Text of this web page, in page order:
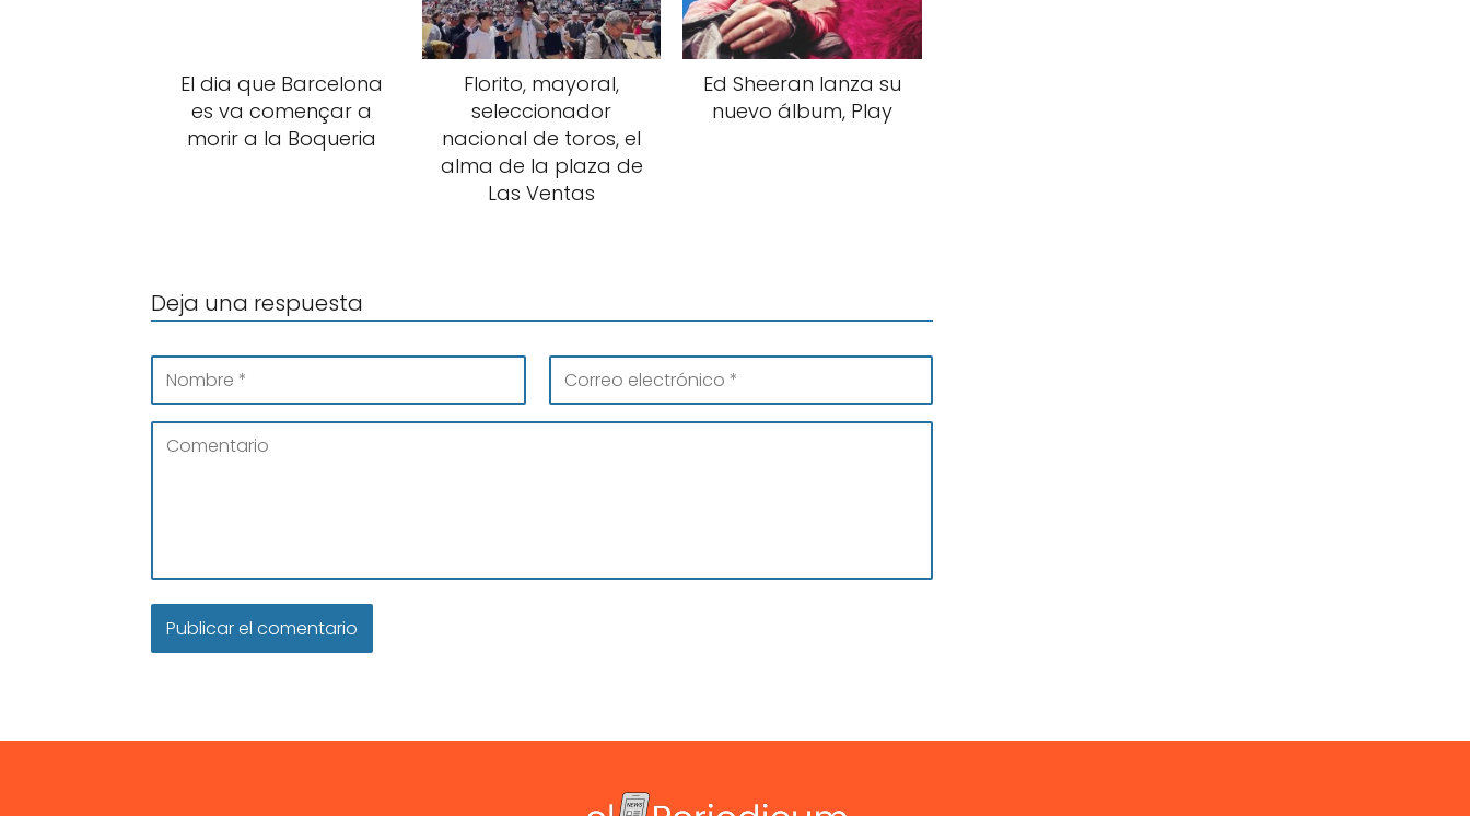
El dia que Barcelona
es va començar a
morir a la Boqueria
Florito, mayoral,
seleccionador
nacional de toros, el
alma de la plaza de
Las Ventas
Ed Sheeran lanza su
nuevo álbum, Play
Deja una respuesta